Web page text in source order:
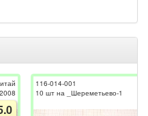
2008
116-014-001
10 шт на _Шереметьево-1